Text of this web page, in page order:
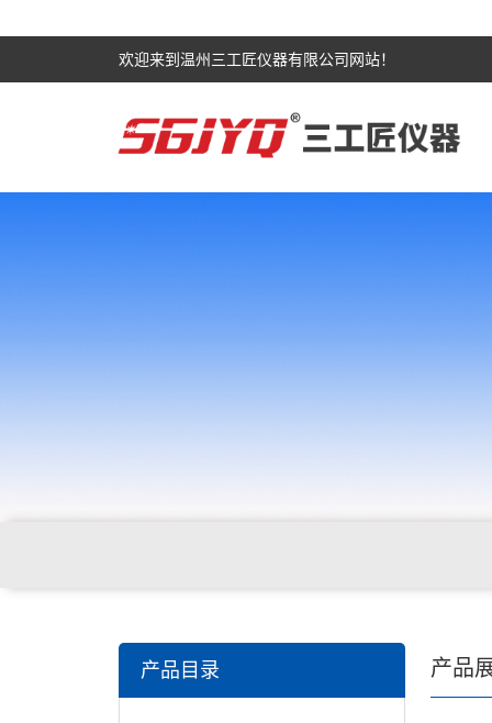
欢迎来到温州三工匠仪器有限公司网站！
电缆，包装材料，箱包等行业
产品目录 产品